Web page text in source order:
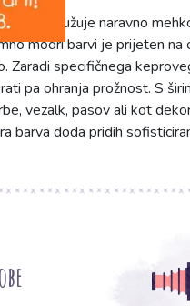
ki združuje naravno
modri barvi je prijeten na
Zaradi specifičnega
pa ohranja prožnost. S
vezalk, pasov ali kot
barva doda pridih